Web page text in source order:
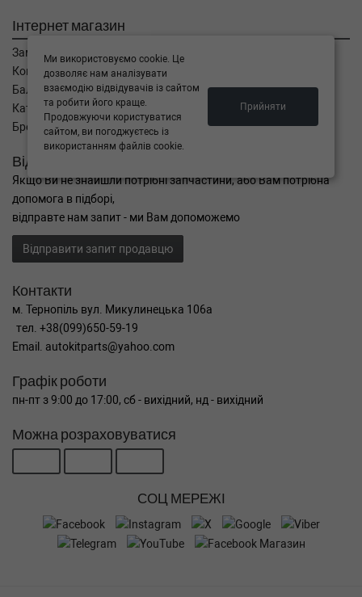
Інтернет магазин
Замовлення
Кошик
Баланс
Каталог товарів
Бренди
Відправити запит
Якщо Ви не знайшли потрібні запчастини, або Вам потрібна
допомога в підборі,
відправте нам запит - ми Вам допоможемо
Відправити запит продавцю
Контакти
м. Тернопіль вул. Микулинецька 106а
тел. +38(099)650-59-19
Email. autokitparts@yahoo.com
Графік роботи
пн-пт з 9:00 до 17:00, сб - вихідний, нд - вихідний
Можна розраховуватися
СОЦ МЕРЕЖІ
Ми використовуємо cookie. Це
дозволяє нам аналізувати
взаємодію відвідувачів із сайтом
та робити його краще.
Продовжуючи користуватися
сайтом, ви погоджуєтесь із
використанням файлів cookie.
Прийняти